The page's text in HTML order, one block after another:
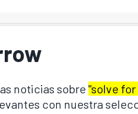
noticias sobre "solve
con nuestra